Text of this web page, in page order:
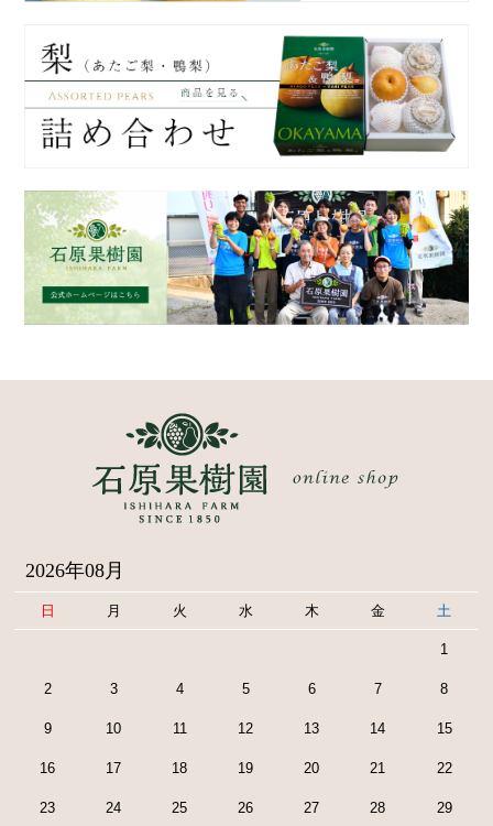
2026年08月
日 月 火 水 木 金 土
1
2 3 4 5 6 7 8
9 10 11 12 13 14 15
16 17 18 19 20 21 22
23 24 25 26 27 28 29